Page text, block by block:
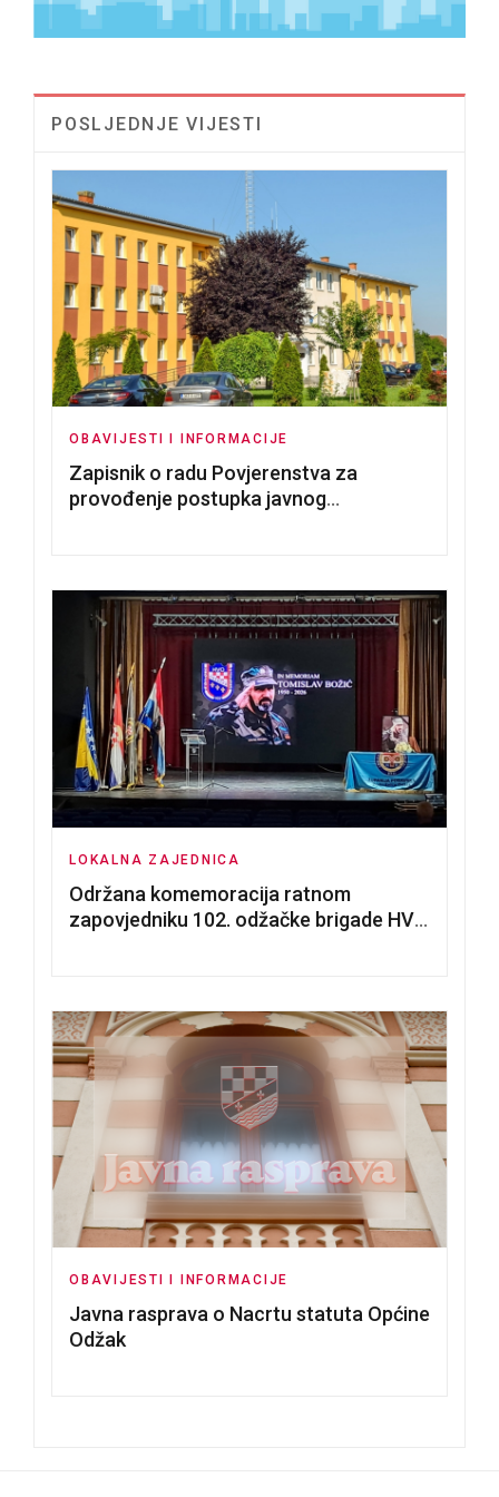
POSLJEDNJE VIJESTI
OBAVIJESTI I INFORMACIJE
Zapisnik o radu Povjerenstva za
provođenje postupka javnog
LOKALNA ZAJEDNICA
Održana komemoracija ratnom
zapovjedniku 102. odžačke brigade HVO
OBAVIJESTI I INFORMACIJE
Javna rasprava o Nacrtu statuta Općine
Odžak